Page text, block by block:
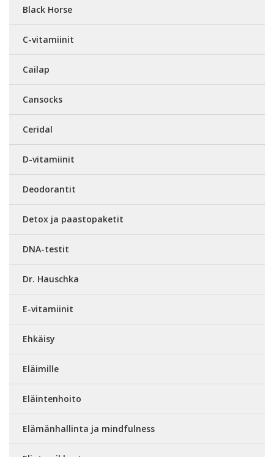
Black Horse
C-vitamiinit
Cailap
Cansocks
Ceridal
D-vitamiinit
Deodorantit
Detox ja paastopaketit
DNA-testit
Dr. Hauschka
E-vitamiinit
Ehkäisy
Eläimille
Eläintenhoito
Elämänhallinta ja mindfulness